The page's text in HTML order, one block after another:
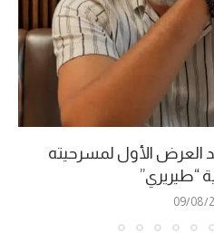
العرض الأول لمسرحيته
“طيريري”
09/08/